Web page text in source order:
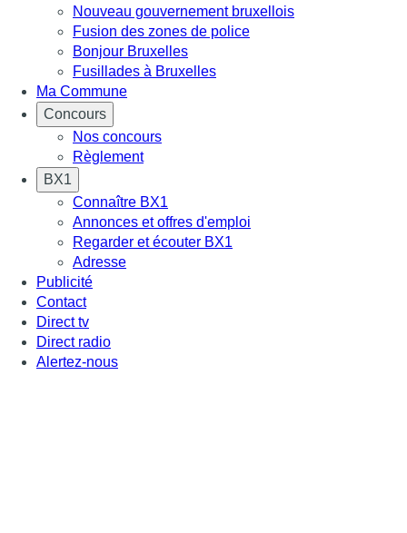
Nouveau gouvernement bruxellois
Fusion des zones de police
Bonjour Bruxelles
Fusillades à Bruxelles
Ma Commune
Concours
Nos concours
Règlement
BX1
Connaître BX1
Annonces et offres d'emploi
Regarder et écouter BX1
Adresse
Publicité
Contact
Direct tv
Direct radio
Alertez-nous